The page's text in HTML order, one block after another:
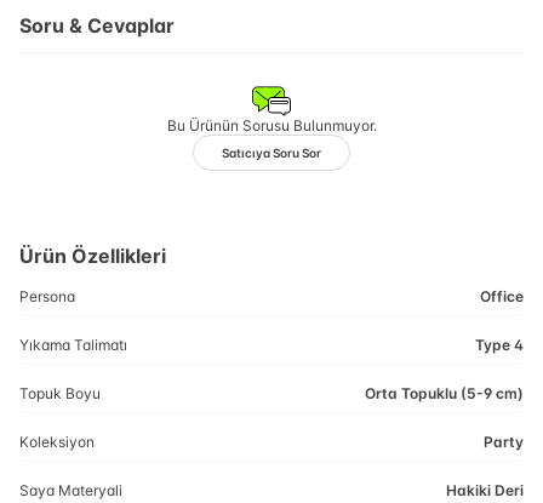
Soru & Cevaplar
Bu Ürünün Sorusu Bulunmuyor.
Satıcıya Soru Sor
Ürün Özellikleri
Persona Office
Yıkama Talimatı Type 4
Topuk Boyu Orta Topuklu (5-9 cm)
Koleksiyon Party
Saya Materyali Hakiki Deri